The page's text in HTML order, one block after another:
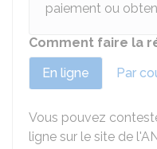
paiement ou
Comment faire la
En ligne
Par
Vous pouvez
ligne sur le site de l'